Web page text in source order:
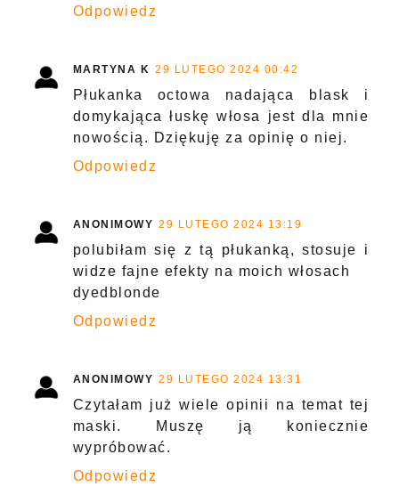
Odpowiedz
MARTYNA K 29 LUTEGO 2024 00:42
Płukanka octowa nadająca blask i
domykająca łuskę włosa jest dla mnie
nowością. Dziękuję za opinię o niej.
Odpowiedz
ANONIMOWY 29 LUTEGO 2024 13:19
polubiłam się z tą płukanką, stosuje i
widze fajne efekty na moich włosach
dyedblonde
Odpowiedz
ANONIMOWY 29 LUTEGO 2024 13:31
Czytałam już wiele opinii na temat tej
maski. Muszę ją koniecznie
wypróbować.
Odpowiedz